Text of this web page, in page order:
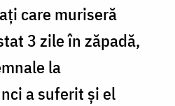
care muriseră
3 zile în zăpadă,
la
a suferit și el